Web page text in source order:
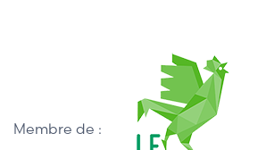
Membre de :